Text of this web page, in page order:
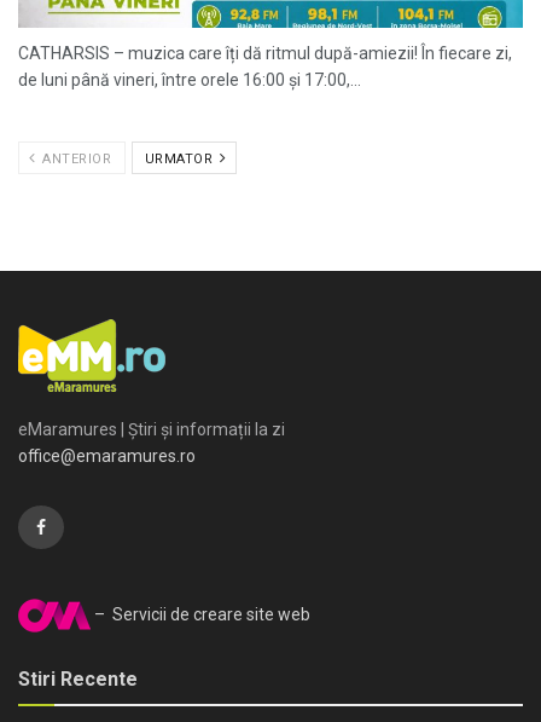
CATHARSIS – muzica care îți dă ritmul după-amiezii! În fiecare zi,
de luni până vineri, între orele 16:00 și 17:00,...
ANTERIOR URMATOR
eMaramures | Știri și informații la zi
office@emaramures.ro
– Servicii de creare site web
Stiri Recente